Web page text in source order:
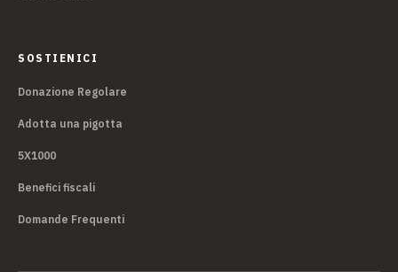
SOSTIENICI
Donazione Regolare
Adotta una pigotta
5X1000
Benefici fiscali
Domande Frequenti